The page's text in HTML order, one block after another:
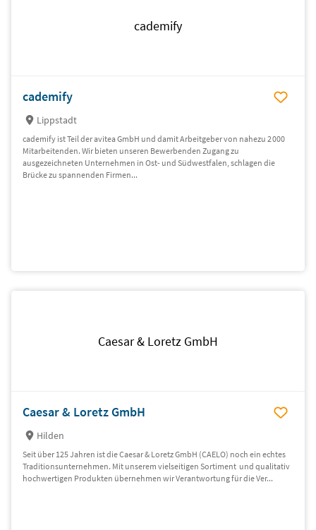
cademify
cademify
Lippstadt
cademify ist Teil der avitea GmbH und damit Arbeitgeber von nahezu 2 000
Mitarbeitenden. Wir bieten unseren Bewerbenden Zugang zu
ausgezeichneten Unternehmen in Ost- und Südwestfalen, schlagen die
Brücke zu spannenden Firmen...
Caesar & Loretz GmbH
Caesar & Loretz GmbH
Hilden
Seit über 125 Jahren ist die Caesar & Loretz GmbH (CAELO) noch ein echtes
Traditionsunternehmen. Mit unserem vielseitigen Sortiment und qualitativ
hochwertigen Produkten übernehmen wir Verantwortung für die Ver...